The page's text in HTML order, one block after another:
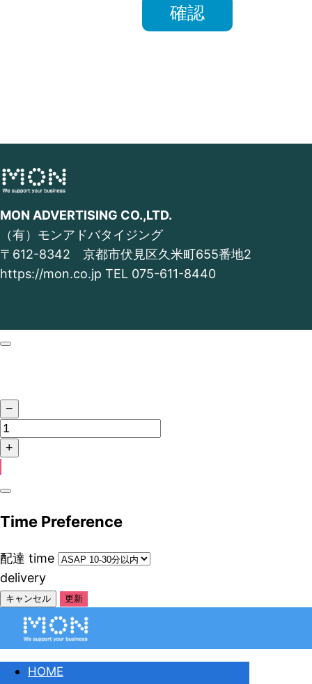
MON ADVERTISING CO.,LTD.
（有）モンアドバタイジング
〒612-8342 京都市伏見区久米町655番地2
https://mon.co.jp TEL 075-611-8440
Time Preference
配達 time
delivery
キャンセル 更新
HOME